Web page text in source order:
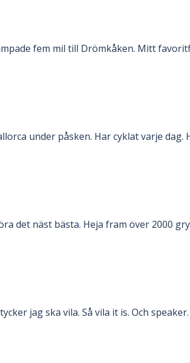
fem mil till Drömkåken. Mitt
under påsken. Har cyklat varje dag.
det näst bästa. Heja fram över 2000
jag ska vila. Så vila it is. Och